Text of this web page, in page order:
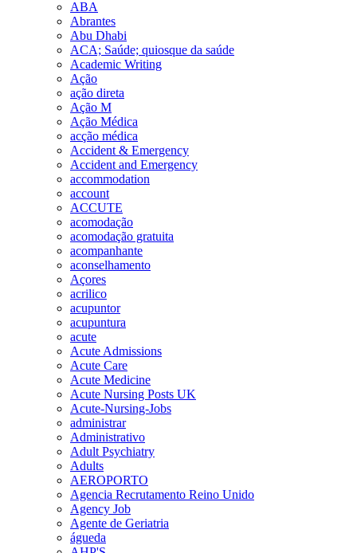
ABA
Abrantes
Abu Dhabi
ACA; Saúde; quiosque da saúde
Academic Writing
Ação
ação direta
Ação M
Ação Médica
acção médica
Accident & Emergency
Accident and Emergency
accommodation
account
ACCUTE
acomodação
acomodação gratuita
acompanhante
aconselhamento
Açores
acrilico
acupuntor
acupuntura
acute
Acute Admissions
Acute Care
Acute Medicine
Acute Nursing Posts UK
Acute-Nursing-Jobs
administrar
Administrativo
Adult Psychiatry
Adults
AEROPORTO
Agencia Recrutamento Reino Unido
Agency Job
Agente de Geriatria
águeda